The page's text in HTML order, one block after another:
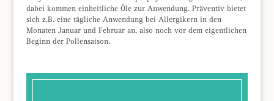
dabei kommen einheitliche Öle zur Anwendung. Präventiv bietet
sich z.B. eine tägliche Anwendung bei Allergikern in den
Monaten Januar und Februar an, also noch vor dem eigentlichen
Beginn der Pollensaison.